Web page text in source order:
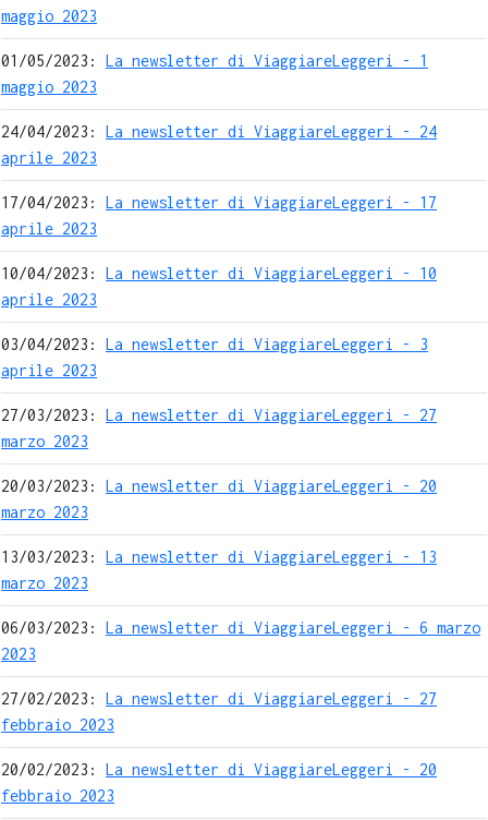
maggio 2023
01/05/2023: La newsletter di ViaggiareLeggeri - 1
maggio 2023
24/04/2023: La newsletter di ViaggiareLeggeri - 24
aprile 2023
17/04/2023: La newsletter di ViaggiareLeggeri - 17
aprile 2023
10/04/2023: La newsletter di ViaggiareLeggeri - 10
aprile 2023
03/04/2023: La newsletter di ViaggiareLeggeri - 3
aprile 2023
27/03/2023: La newsletter di ViaggiareLeggeri - 27
marzo 2023
20/03/2023: La newsletter di ViaggiareLeggeri - 20
marzo 2023
13/03/2023: La newsletter di ViaggiareLeggeri - 13
marzo 2023
06/03/2023: La newsletter di ViaggiareLeggeri - 6 marzo
2023
27/02/2023: La newsletter di ViaggiareLeggeri - 27
febbraio 2023
20/02/2023: La newsletter di ViaggiareLeggeri - 20
febbraio 2023